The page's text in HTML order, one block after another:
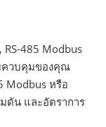
485 Modbus
ควบคุมของคุณ
Modbus หรือ
ดัน และอัตราการ